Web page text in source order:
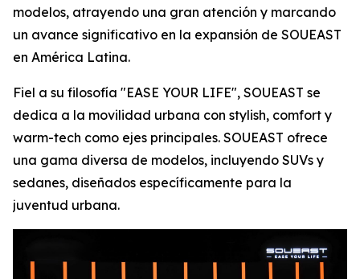
modelos, atrayendo una gran atención y marcando
un avance significativo en la expansión de SOUEAST
en América Latina.
Fiel a su filosofía "EASE YOUR LIFE", SOUEAST se
dedica a la movilidad urbana con stylish, comfort y
warm-tech como ejes principales. SOUEAST ofrece
una gama diversa de modelos, incluyendo SUVs y
sedanes, diseñados específicamente para la
juventud urbana.